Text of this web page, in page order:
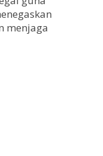
menjaga